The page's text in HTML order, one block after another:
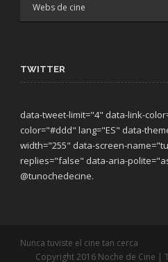
Webs de cine
TWITTER
data-tweet-limit="4" data-link-
color="#ddd" lang="ES" data-
width="255" data-screen-
replies="false" data-aria-
@tunochedecine.
Nunca tuviste el cine tan cerca
Copyright 2016 Noche de Cine